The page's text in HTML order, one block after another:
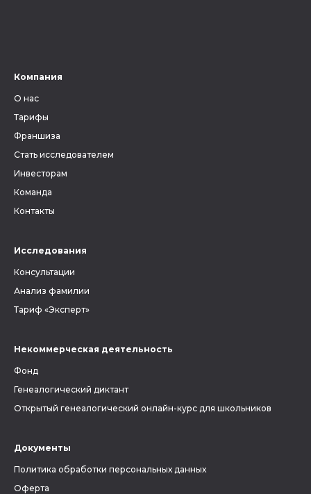
Компания
О нас
Тарифы
Франшиза
Стать исследователем
Инвесторам
Команда
Контакты
Исследования
Консультации
Анализ фамилии
Тариф «Эксперт»
Некоммерческая деятельность
Фонд
Генеалогический диктант
Открытый генеалогический онлайн-курс для школьников
Документы
Политика обработки персональных данных
Оферта